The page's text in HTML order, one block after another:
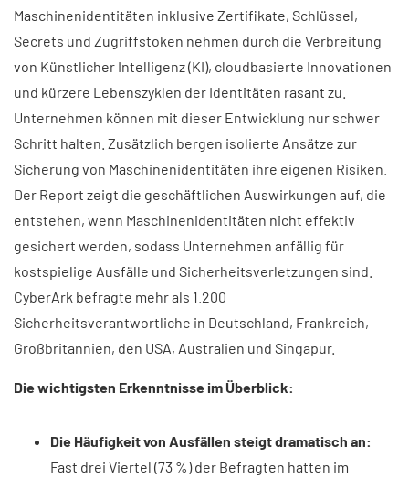
Maschinenidentitäten inklusive Zertifikate, Schlüssel,
Secrets und Zugriffstoken nehmen durch die Verbreitung
von Künstlicher Intelligenz (KI), cloudbasierte Innovationen
und kürzere Lebenszyklen der Identitäten rasant zu.
Unternehmen können mit dieser Entwicklung nur schwer
Schritt halten. Zusätzlich bergen isolierte Ansätze zur
Sicherung von Maschinenidentitäten ihre eigenen Risiken.
Der Report zeigt die geschäftlichen Auswirkungen auf, die
entstehen, wenn Maschinenidentitäten nicht effektiv
gesichert werden, sodass Unternehmen anfällig für
kostspielige Ausfälle und Sicherheitsverletzungen sind.
CyberArk befragte mehr als 1.200
Sicherheitsverantwortliche in Deutschland, Frankreich,
Großbritannien, den USA, Australien und Singapur.
Die wichtigsten Erkenntnisse im Überblick:
Die Häufigkeit von Ausfällen steigt dramatisch an:
Fast drei Viertel (73 %) der Befragten hatten im